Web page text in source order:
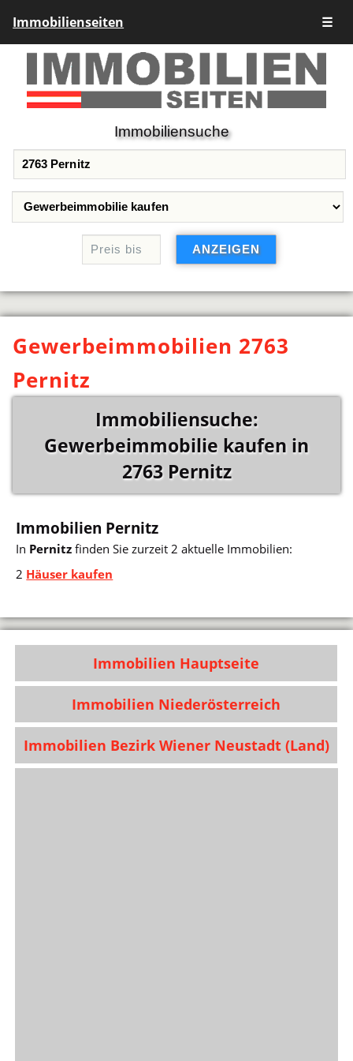
Immobilienseiten ☰
Immobiliensuche
Gewerbeimmobilien 2763
Pernitz
Immobiliensuche:
Gewerbeimmobilie kaufen in
2763 Pernitz
Immobilien Pernitz
In Pernitz finden Sie zurzeit 2 aktuelle Immobilien:
2 Häuser kaufen
Immobilien Hauptseite
Immobilien Niederösterreich
Immobilien Bezirk Wiener Neustadt (Land)